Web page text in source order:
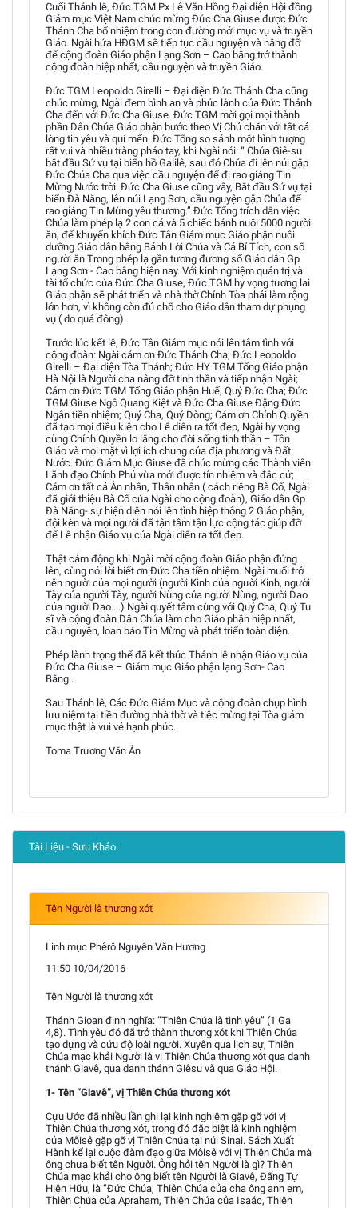
Cuối Thánh lễ, Đức TGM Px Lê Văn Hồng Đại diện Hội đồng
Giám mục Việt Nam chúc mừng Đức Cha Giuse được Đức
Thánh Cha bổ nhiệm trong con đường mới mục vụ và truyền
Giáo. Ngài hứa HĐGM sẽ tiếp tục cầu nguyện và nâng đỡ
để cộng đoàn Giáo phận Lạng Sơn – Cao bằng trở thành
cộng đoàn hiệp nhất, cầu nguyện và truyền Giáo.
Đức TGM Leopoldo Girelli – Đại diện Đức Thánh Cha cũng
chúc mừng, Ngài đem bình an và phúc lành của Đức Thánh
Cha đến với Đức Cha Giuse. Đức TGM mời gọi mọi thành
phần Dân Chúa Giáo phận bước theo Vị Chủ chăn với tất cả
lòng tin yêu và quí mến. Đức Tổng so sánh một hình tượng
rất vui và nhiều tràng pháo tay, khi Ngài nói: “ Chúa Giê-su
bắt đầu Sứ vụ tại biển hồ Galilê, sau đó Chúa đi lên núi gặp
Đức Chúa Cha qua việc cầu nguyện để đi rao giảng Tin
Mừng Nước trời. Đức Cha Giuse cũng vây, Bắt đầu Sứ vụ tại
biển Đà Nẵng, lên núi Lạng Sơn, cầu nguyện gặp Chúa để
rao giảng Tin Mừng yêu thương.” Đức Tổng trích dẫn việc
Chúa làm phép lạ 2 con cá và 5 chiếc bánh nuôi 5000 người
ăn, để khuyến khích Đức Tân Giám mục Giáo phận nuôi
dưỡng Giáo dân bằng Bánh Lời Chúa và Cá Bí Tích, con số
người ăn Trong phép lạ gần tương đương số Giáo dân Gp
Lạng Sơn - Cao bằng hiện nay. Với kinh nghiệm quản trị và
tài tổ chức của Đức Cha Giuse, Đức TGM hy vọng tương lai
Giáo phận sẽ phát triển và nhà thờ Chính Tòa phải làm rộng
lớn hơn, vì không còn đủ chổ cho Giáo dân tham dự phụng
vụ ( do quá đông).
Trước lúc kết lễ, Đức Tân Giám mục nói lên tâm tình với
cộng đoàn: Ngài cám ơn Đức Thánh Cha; Đức Leopoldo
Girelli – Đại diện Tòa Thánh; Đức HY TGM Tổng Giáo phận
Hà Nội là Người cha nâng đỡ tinh thần và tiếp nhận Ngài;
Cám ơn Đức TGM Tổng Giáo phận Huế, Quý Đức Cha; Đức
TGM Giuse Ngô Quang Kiệt và Đức Cha Giuse Đặng Đức
Ngân tiền nhiệm; Quý Cha, Quý Dòng; Cám ơn Chính Quyền
đã tạo mọi điều kiện cho Lễ diễn ra tốt đẹp, Ngài hy vọng
cùng Chính Quyền lo lắng cho đời sống tinh thần – Tôn
Giáo và mọi mặt vì lợi ích chung của địa phương và Đất
Nước. Đức Giám Mục Giuse đã chúc mừng các Thành viên
Lãnh đạo Chính Phủ vừa mới được tín nhiệm và đắc cử;
Cám ơn tất cả Ân nhân, Thân nhân ( cách riêng Bà Cố, Ngài
đã giới thiệu Bà Cố của Ngài cho cộng đoàn), Giáo dân Gp
Đà Nẵng- sự hiện diện nói lên tình hiệp thông 2 Giáo phận,
đội kèn và mọi người đã tận tâm tận lực cộng tác giúp đỡ
để Lễ nhận Giáo vụ của Ngài diễn ra tốt đẹp.
Thật cảm động khi Ngài mời cộng đoàn Giáo phận đứng
lên, cùng nói lời biết ơn Đức Cha tiền nhiệm. Ngài muối trở
nên người của mọi người (người Kinh của người Kinh, người
Tày của người Tày, người Nùng của người Nùng, người Dao
của người Dao….) Ngài quyết tâm cùng với Quý Cha, Quý Tu
sĩ và cộng đoàn Dân Chúa làm cho Giáo phận hiệp nhất,
cầu nguyện, loan báo Tin Mừng và phát triển toàn diện.
Phép lành trọng thể đã kết thúc Thánh lễ nhận Giáo vụ của
Đức Cha Giuse – Giám mục Giáo phận lạng Sơn- Cao
Bằng..
Sau Thánh lễ, Các Đức Giám Mục và cộng đoàn chụp hình
lưu niệm tại tiền đường nhà thờ và tiệc mừng tại Tòa giám
mục thật là vui vẻ hạnh phúc.
Toma Trương Văn Ân
Tài Liệu - Sưu Khảo
Tên Người là thương xót
Linh mục Phêrô Nguyễn Văn Hương
11:50 10/04/2016
Tên Người là thương xót
Thánh Gioan định nghĩa: “Thiên Chúa là tình yêu” (1 Ga
4,8). Tình yêu đó đã trở thành thương xót khi Thiên Chúa
tạo dựng và cứu độ loài người. Xuyên qua lịch sự, Thiên
Chúa mạc khải Người là vị Thiên Chúa thương xót qua danh
thánh Giavê, qua danh thánh Giêsu và qua Giáo Hội.
1- Tên “Giavê”, vị Thiên Chúa thương xót
Cựu Ước đã nhiều lần ghi lại kinh nghiệm gặp gỡ với vị
Thiên Chúa thương xót, trong đó đặc biệt là kinh nghiệm
của Môisê gặp gỡ vị Thiên Chúa tại núi Sinai. Sách Xuất
Hành kể lại cuộc đàm đạo giữa Môisê với vị Thiên Chúa mà
ông chưa biết tên Người. Ông hỏi tên Người là gì? Thiên
Chúa mạc khải cho ông biết tên Người là Giavê, Đấng Tự
Hiện Hữu, là “Đức Chúa, Thiên Chúa của cha ông anh em,
Thiên Chúa của Apraham, Thiên Chúa của Isaác, Thiên